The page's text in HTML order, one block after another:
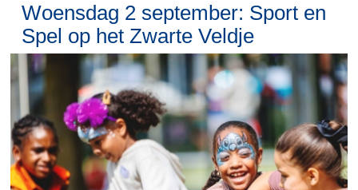
Woensdag 2 september: Sport en
Spel op het Zwarte Veldje